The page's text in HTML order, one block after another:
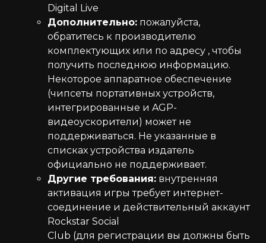
Digital Live
Дополнительно: пожалуйста,
обратитесь к производителю
комплектующих или по адресу , чтобы
получить последнюю информацию.
Некоторое аппаратное обеспечение
(чипсеты портативных устройств,
интегрированные и AGP-
видеоускорители) может не
поддерживаться. Не указанные в
списках устройства издатель
официально не поддерживает.
Другие требования: внутренняя
активация игры требует интернет-
соединение и действительный аккаунт
Rockstar Social
Club (для регистрации вы должны быть